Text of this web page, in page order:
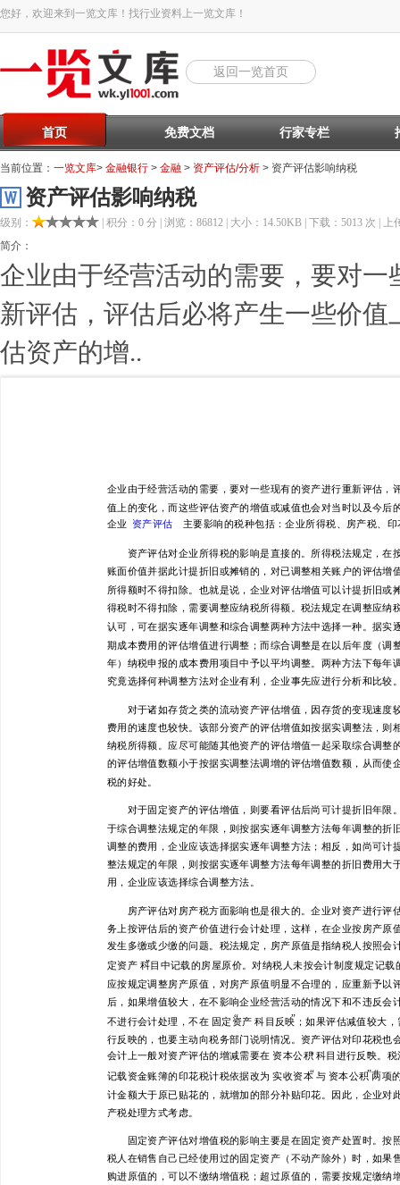
您好，欢迎来到一览文库！找行业资料上一览文库！
返回一览首页
首页 免费文档 行家专栏
当前位置： 一览文库> 金融银行 > 金融 > 资产评估/分析 > 资产评估影响纳税
资产评估影响纳税
级别：
| 积分：0 分 | 浏览：86812 | 大小：14.50KB | 下载：5013 次 | 上
简介：
企业由于经营活动的需要，要对一
新评估，评估后必将产生一些价值
估资产的增..